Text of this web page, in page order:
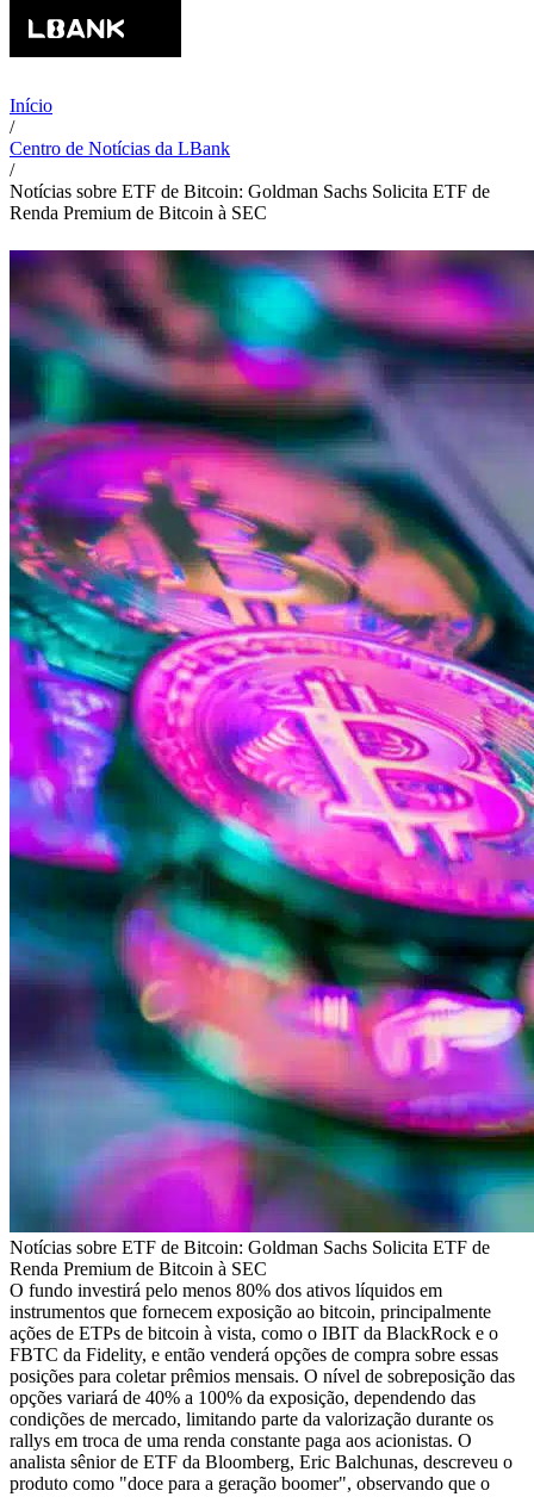
Início
/
Centro de Notícias da LBank
/
Notícias sobre ETF de Bitcoin: Goldman Sachs Solicita ETF de
Renda Premium de Bitcoin à SEC
Notícias sobre ETF de Bitcoin: Goldman Sachs Solicita ETF de
Renda Premium de Bitcoin à SEC
O fundo investirá pelo menos 80% dos ativos líquidos em
instrumentos que fornecem exposição ao bitcoin, principalmente
ações de ETPs de bitcoin à vista, como o IBIT da BlackRock e o
FBTC da Fidelity, e então venderá opções de compra sobre essas
posições para coletar prêmios mensais. O nível de sobreposição das
opções variará de 40% a 100% da exposição, dependendo das
condições de mercado, limitando parte da valorização durante os
rallys em troca de uma renda constante paga aos acionistas. O
analista sênior de ETF da Bloomberg, Eric Balchunas, descreveu o
produto como "doce para a geração boomer", observando que o